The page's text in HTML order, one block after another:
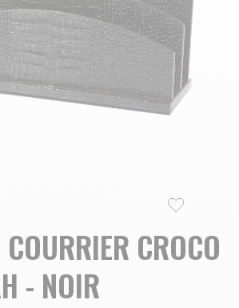
CROCO
- NOIR